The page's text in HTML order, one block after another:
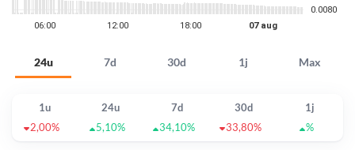
24u 7d 30d 1j Max
1u 24u 7d 30d
1j
2,00%
5,10% 34,10% 33,80% %